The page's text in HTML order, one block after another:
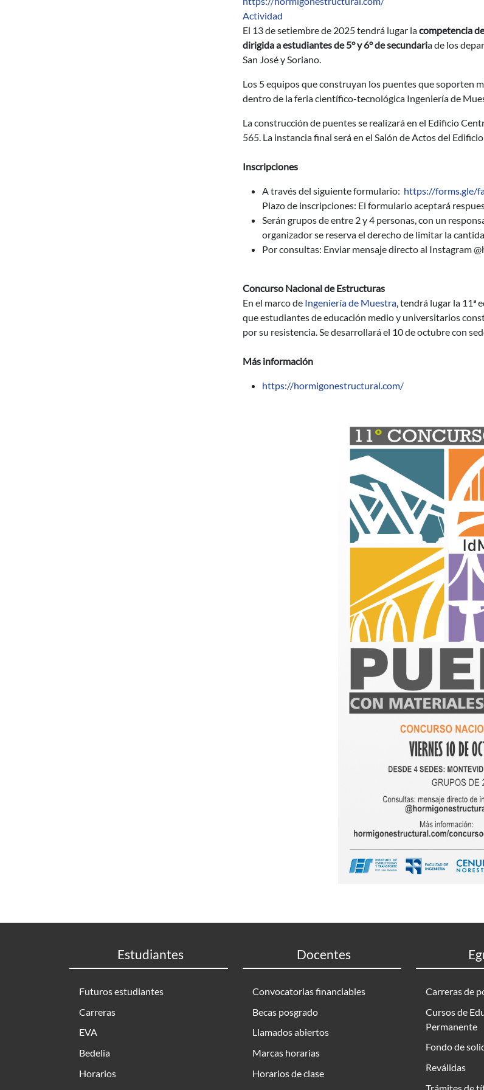
Actividad
El 13 de setiembre de 2025 tendrá lugar lacompetencia
dirigida a estudiantes de 5° y 6° de secundaria de los
San José y Soriano.
Los 5 equipos que construyan los puentes que soporten
dentro de la feria científico-tecnológica Ingeniería de
La construcción de puentes se realizará en el Edificio
565. La instancia final será en el Salón de Actos del
Inscripciones
A través del siguiente formulario: https://forms.gle/
Plazo de inscripciones: El formulario aceptará
Serán grupos de entre 2 y 4 personas, con un
organizador se reserva el derecho de limitar la
Por consultas: Enviar mensaje directo al Instagram
Concurso Nacional de Estructuras
En el marco de Ingeniería de Muestra, tendrá lugar la 11ª
que estudiantes de educación medio y universitarios
por su resistencia. Se desarrollará el 10 de octubre con
Más información
https://hormigonestructural.com/
Estudiantes
Futuros estudiantes
Carreras
EVA
Bedelia
Horarios
Docentes
Convocatorias financiables
Becas posgrado
Llamados abiertos
Marcas horarias
Horarios de clase
Carreras de
Cursos de
Permanente
Fondo de
Reválidas
Trámites de